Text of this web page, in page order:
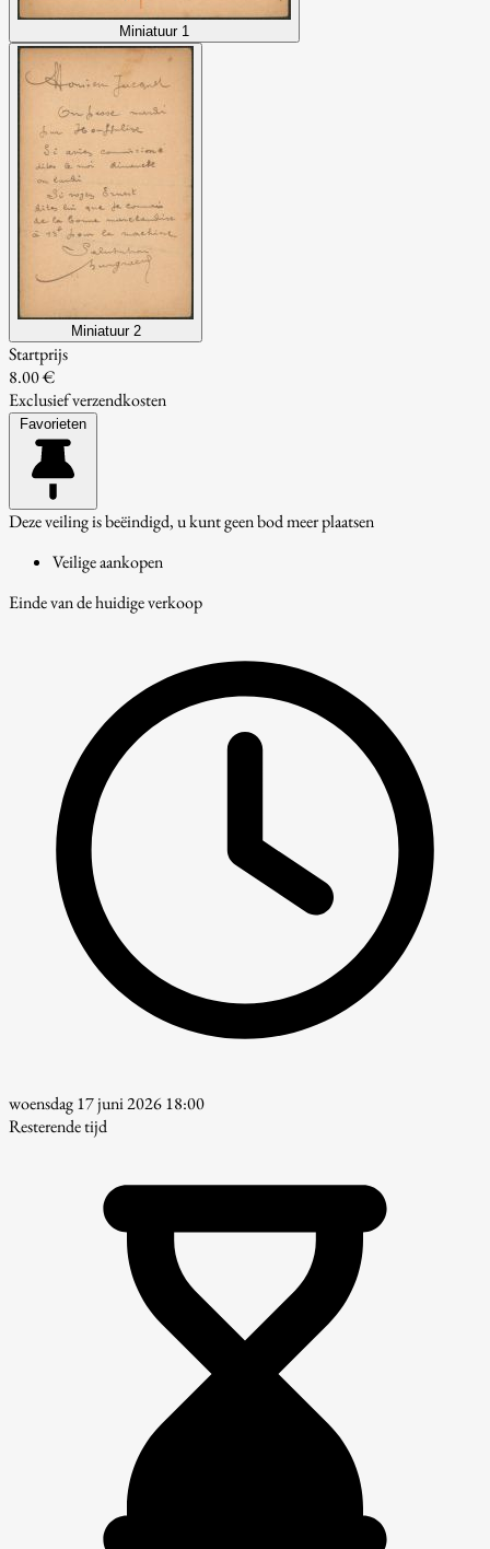
Miniatuur 1
Miniatuur 2
Startprijs
8.00 €
Exclusief verzendkosten
Favorieten
Deze veiling is beëindigd, u kunt geen bod meer plaatsen
Veilige aankopen
Einde van de huidige verkoop
woensdag 17 juni 2026 18:00
Resterende tijd